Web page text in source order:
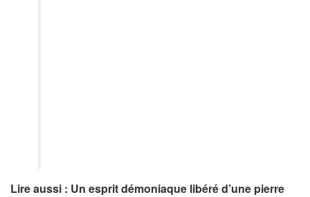
Lire aussi : Un esprit démoniaque libéré d’une pierre